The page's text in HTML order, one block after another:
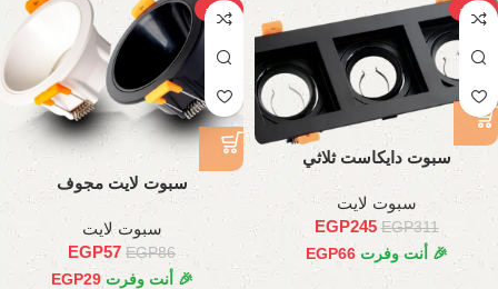
-21%
سبوت دايكاست ثلاثي
سبوت لايت
EGP311
EGP245
🎉 أنت وفرت EGP66
-34%
سبوت لايت مجوف
سبوت لايت
EGP86
EGP57
🎉 أنت وفرت EGP29